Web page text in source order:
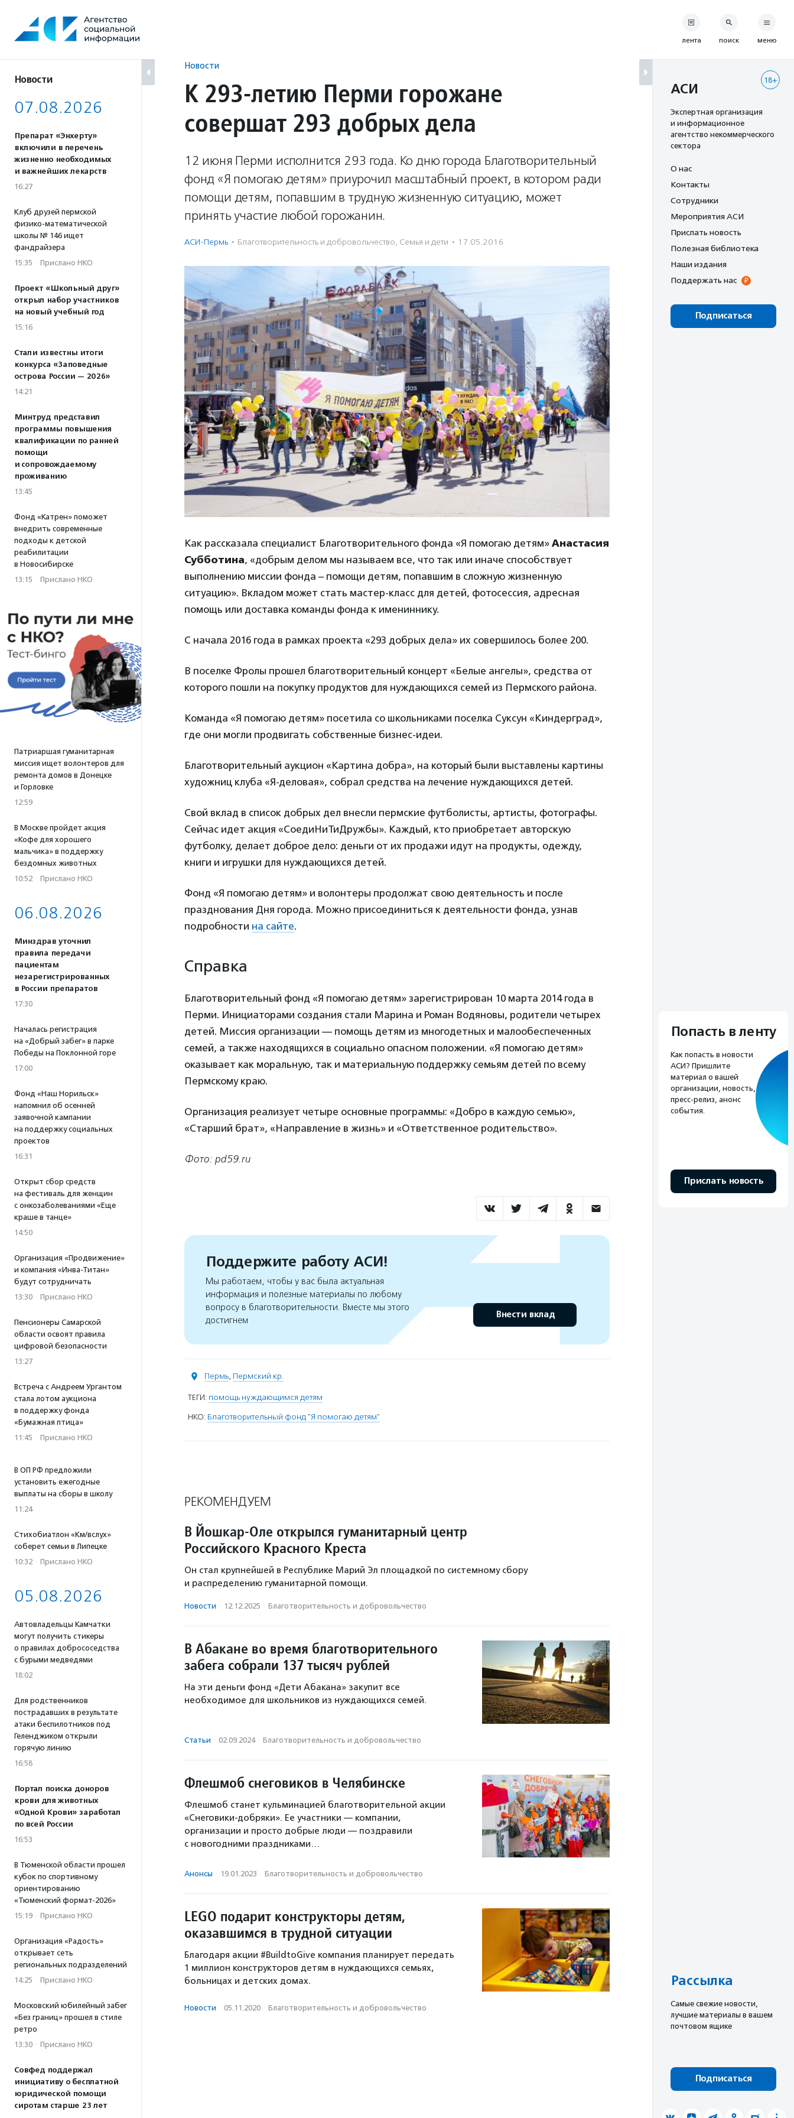
содержанию
Новости
07.08.2026
Препарат «Энхерту»
включили в перечень
жизненно необходимых
и важнейших лекарств
16:27
Клуб друзей пермской
физико-математической
школы № 146 ищет
фандрайзера
15:35 · Прислано НКО
Проект «Школьный друг»
открыл набор участников
на новый учебный год
15:16
Стали известны итоги
конкурса «Заповедные
острова России — 2026»
14:21
Минтруд представил
программы повышения
квалификации по ранней
помощи
и сопровождаемому
проживанию
13:45
Фонд «Катрен» поможет
внедрить современные
подходы к детской
реабилитации
в Новосибирске
13:15 · Прислано НКО
Патриаршая гуманитарная
миссия ищет волонтеров для
ремонта домов в Донецке
и Горловке
12:59
В Москве пройдет акция
«Кофе для хорошего
мальчика» в поддержку
бездомных животных
10:52 · Прислано НКО
06.08.2026
Минздрав уточнил
правила передачи
пациентам
незарегистрированных
в России препаратов
17:30
Началась регистрация
на «Добрый забег» в парке
Победы на Поклонной горе
17:00
Фонд «Наш Норильск»
напомнил об осенней
заявочной кампании
на поддержку социальных
проектов
16:31
Открыт сбор средств
на фестиваль для женщин
с онкозаболеваниями «Еще
краше в танце»
14:50
Организация «Продвижение»
и компания «Инва-Титан»
будут сотрудничать
13:30 · Прислано НКО
Пенсионеры Самарской
области освоят правила
цифровой безопасности
13:27
Встреча с Андреем Ургантом
стала лотом аукциона
в поддержку фонда
«Бумажная птица»
11:45 · Прислано НКО
В ОП РФ предложили
установить ежегодные
выплаты на сборы в школу
11:24
Стихобиатлон «Км/вслух»
соберет семьи в Липецке
10:32 · Прислано НКО
05.08.2026
Автовладельцы Камчатки
могут получить стикеры
о правилах добрососедства
с бурыми медведями
18:02
Для родственников
пострадавших в результате
атаки беспилотников под
Геленджиком открыли
горячую линию
16:58
Портал поиска доноров
крови для животных
«Одной Крови» заработал
по всей России
16:53
В Тюменской области прошел
кубок по спортивному
ориентированию
«Тюменский формат-2026»
15:19 · Прислано НКО
Организация «Радость»
открывает сеть
региональных подразделений
14:25 · Прислано НКО
Московский юбилейный забег
«Без границ» прошел в стиле
ретро
13:30 · Прислано НКО
Совфед поддержал
инициативу о бесплатной
юридической помощи
сиротам старше 23 лет
Новости
К 293-летию Перми горожане
совершат 293 добрых дела
12 июня Перми исполнится 293 года. Ко дню города Благотворительный
фонд «Я помогаю детям» приурочил масштабный проект, в котором ради
помощи детям, попавшим в трудную жизненную ситуацию, может
принять участие любой горожанин.
АСИ-Пермь · Благотвори­тель­ность и доброволь­чест­во, Семья и дети · 17.05.2016
Как рассказала специалист Благотворительного фонда «Я помогаю детям» Анастасия
Субботина, «добрым делом мы называем все, что так или иначе способствует
выполнению миссии фонда – помощи детям, попавшим в сложную жизненную
ситуацию». Вкладом может стать мастер-класс для детей, фотосессия, адресная
помощь или доставка команды фонда к имениннику.
С начала 2016 года в рамках проекта «293 добрых дела» их совершилось более 200.
В поселке Фролы прошел благотворительный концерт «Белые ангелы», средства от
которого пошли на покупку продуктов для нуждающихся семей из Пермского района.
Команда «Я помогаю детям» посетила со школьниками поселка Суксун «Киндерград»,
где они могли продвигать собственные бизнес-идеи.
Благотворительный аукцион «Картина добра», на который были выставлены картины
художниц клуба «Я-деловая», собрал средства на лечение нуждающихся детей.
Свой вклад в список добрых дел внесли пермские футболисты, артисты, фотографы.
Сейчас идет акция «СоедиНиТиДружбы». Каждый, кто приобретает авторскую
футболку, делает доброе дело: деньги от их продажи идут на продукты, одежду,
книги и игрушки для нуждающихся детей.
Фонд «Я помогаю детям» и волонтеры продолжат свою деятельность и после
празднования Дня города. Можно присоединиться к деятельности фонда, узнав
подробности на сайте.
Справка
Благотворительный фонд «Я помогаю детям» зарегистрирован 10 марта 2014 года в
Перми. Инициаторами создания стали Марина и Роман Водяновы, родители четырех
детей. Миссия организации — помощь детям из многодетных и малообеспеченных
семей, а также находящихся в социально опасном положении. «Я помогаю детям»
оказывает как моральную, так и материальную поддержку семьям детей по всему
Пермскому краю.
Организация реализует четыре основные программы: «Добро в каждую семью»,
«Старший брат», «Направление в жизнь» и «Ответственное родительство».
Фото: pd59.ru
Поддержите работу АСИ!
Мы работаем, чтобы у вас была актуальная
информация и полезные материалы по любому
вопросу в благотворительности. Вместе мы этого
достигнем
Внести вклад
Пермь, Пермский кр.
ТЕГИ: помощь нуждающимся детям
НКО: Благотворительный фонд "Я помогаю детям"
РЕКОМЕНДУЕМ
В Йошкар-Оле открылся гуманитарный центр
Российского Красного Креста
Он стал крупнейшей в Республике Марий Эл площадкой по системному сбору
и распределению гуманитарной помощи.
Новости · 12.12.2025 · Благотвори­тель­ность и доброволь­чест­во
В Абакане во время благотворительного
забега собрали 137 тысяч рублей
На эти деньги фонд «Дети Абакана» закупит все
необходимое для школьников из нуждающихся семей.
Статьи · 02.09.2024 · Благотвори­тель­ность и доброволь­чест­во
Флешмоб снеговиков в Челябинске
Флешмоб станет кульминацией благотворительной акции
«Снеговики-добряки». Ее участники — компании,
организации и просто добрые люди — поздравили
с новогодними праздниками…
Анонсы · 19.01.2023 · Благотвори­тель­ность и доброволь­чест­во
LEGO подарит конструкторы детям,
оказавшимся в трудной ситуации
Благодаря акции #BuildtoGive компания планирует передать
1 миллион конструкторов детям в нуждающихся семьях,
больницах и детских домах.
Новости · 05.11.2020 · Благотвори­тель­ность и доброволь­чест­во
лента поиск меню
18+
АСИ
Экспертная организация
и информационное
агентство некоммерческого
сектора
О нас
Контакты
Сотрудники
Мероприятия АСИ
Прислать новость
Полезная библиотека
Наши издания
Поддержать нас
Подписаться
Попасть в ленту
Как попасть в новости
АСИ? Пришлите
материал о вашей
организации, новость,
пресс-релиз, анонс
события.
Прислать новость
Рассылка
Cамые свежие новости,
лучшие материалы в вашем
почтовом ящике
Подписаться